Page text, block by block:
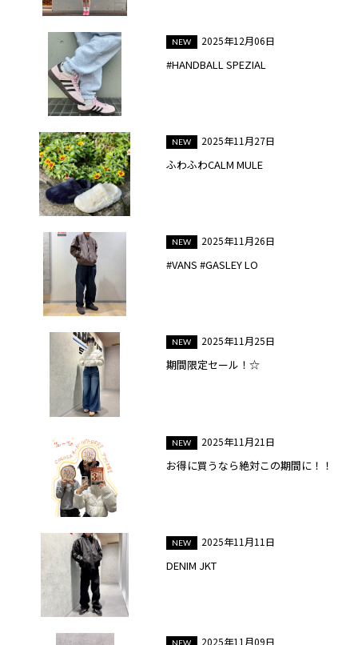
2025年12月06日
#HANDBALL SPEZIAL
2025年11月27日
ふわふわCALM MULE
2025年11月26日
#VANS #GASLEY LO
2025年11月25日
期間限定セール！☆
2025年11月21日
お得に買うなら絶対この期間に！！
2025年11月11日
DENIM JKT
2025年11月09日